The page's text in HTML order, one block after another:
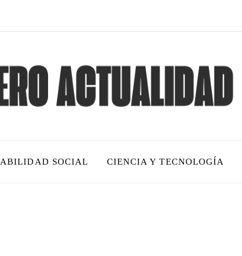
SOCIAL CIENCIA Y TECNOLOGÍA